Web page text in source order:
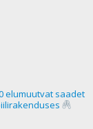
elumuutvat saadet